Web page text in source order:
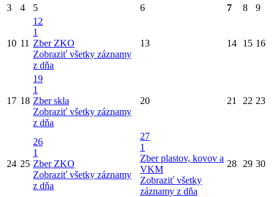
3 4 5 6 7 8 9
10 11
12
1
Zber ZKO
Zobraziť všetky záznamy
z dňa
13 14 15 16
17 18
19
1
Zber skla
Zobraziť všetky záznamy
z dňa
20 21 22 23
24 25
26
1
Zber ZKO
Zobraziť všetky záznamy
z dňa
27
1
Zber plastov, kovov a
VKM
Zobraziť všetky
záznamy z dňa
28 29 30